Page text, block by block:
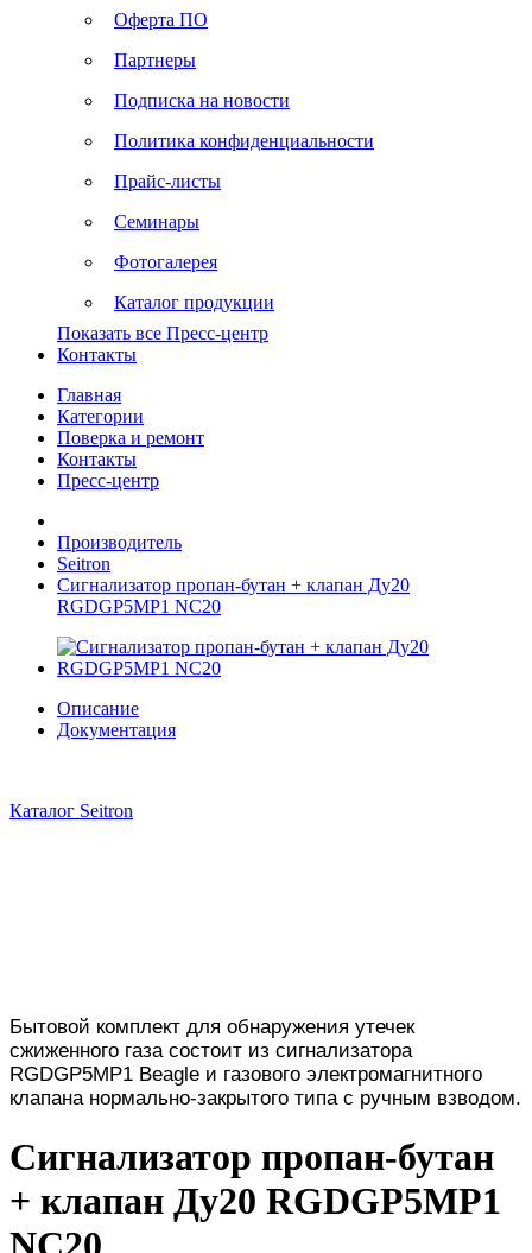
Оферта ПО
Партнеры
Подписка на новости
Политика конфиденциальности
Прайс-листы
Семинары
Фотогалерея
Каталог продукции
Показать все Пресс-центр
Контакты
Главная
Категории
Поверка и ремонт
Контакты
Пресс-центр
Производитель
Seitron
Сигнализатор пропан-бутан + клапан Ду20
RGDGP5MP1 NС20
Описание
Документация
Каталог Seitron
Бытовой комплект для обнаружения утечек
сжиженного газа состоит из сигнализатора
RGDGP5MP1 Beagle и газового электромагнитного
клапана нормально-закрытого типа с ручным взводом.
Сигнализатор пропан-бутан
+ клапан Ду20 RGDGP5MP1